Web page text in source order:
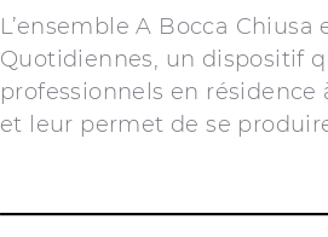
L’ensemble A Bocca
Quotidiennes, un dispositif
professionnels en
et leur permet de se